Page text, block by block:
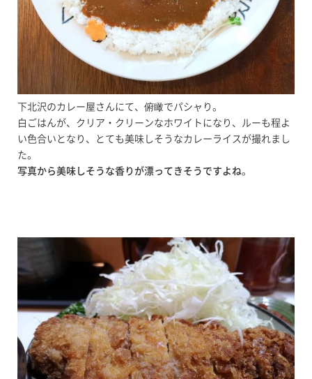
下北沢のカレー屋さんにて、俯瞰でパシャり。
白ごはんが、クリア・クリーンなホワイトになり、ルーも程よ
い色合いとなり、とても美味しそうなカレーライスが撮れまし
た。
写真から美味しそうな香りが漂ってきそうですよね。